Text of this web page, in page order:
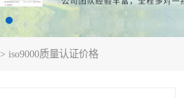
> iso9000质量认证价格